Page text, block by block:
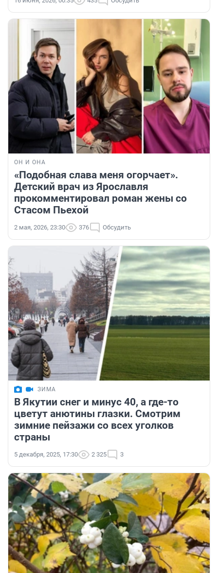
ОН И ОНА
«Подобная слава меня огорчает».
Детский врач из Ярославля
прокомментировал роман жены со
Стасом Пьехой
2 мая, 2026, 23:30 376 Обсудить
ЗИМА
В Якутии снег и минус 40, а где-то
цветут анютины глазки. Смотрим
зимние пейзажи со всех уголков
страны
5 декабря, 2025, 17:30 2 325 3